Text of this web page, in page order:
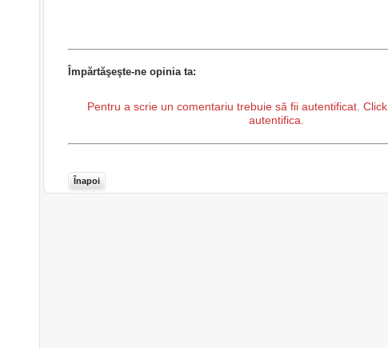
Împărtăşeşte-ne opinia ta:
Pentru a scrie un comentariu trebuie să fii autentificat. Click
autentifica.
Înapoi